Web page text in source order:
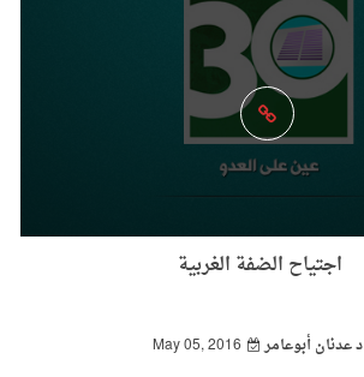
اجتياح الضفة الغربية
د عدنان أبوعامر May 05, 2016